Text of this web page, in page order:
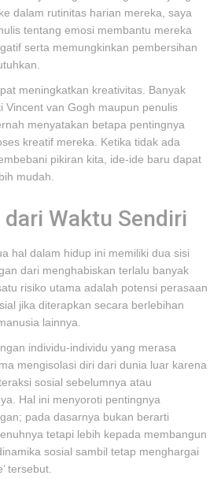
dalam rutinitas harian mereka, saya
tentang emosi membantu mereka
serta memungkinkan pembersihan
meningkatkan kreativitas. Banyak
Vincent van Gogh maupun penulis
menyatakan betapa pentingnya
kreatif mereka. Ketika tidak ada
pikiran kita, ide-ide baru dapat
mudah.
Waktu Sendiri
hal dalam hidup ini memiliki dua sisi
dari menghabiskan terlalu banyak
risiko utama adalah potensi perasaan
jika diterapkan secara berlebihan
lainnya.
individu-individu yang merasa
mengisolasi diri dari dunia luar karena
sosial sebelumnya atau
Hal ini menyoroti pentingnya
pada dasarnya bukan berarti
tetapi lebih kepada membangun
sosial sambil tetap menghargai
tersebut.